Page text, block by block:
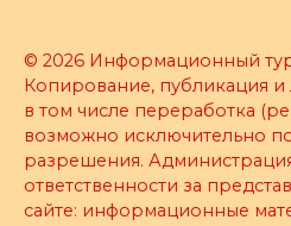
© 2026 Информационный
Копирование, публикация
в том числе переработка
возможно исключительно
разрешения.
ответственности за
сайте: информационные